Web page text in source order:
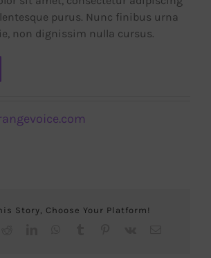
purus. Nunc finibus urna
non dignissim nulla cursus.
Story, Choose Your Platform!